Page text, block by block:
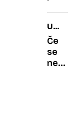
čevljih
rimski
baziliki
dobil
obraz
1.
DEL
Če
se
ne